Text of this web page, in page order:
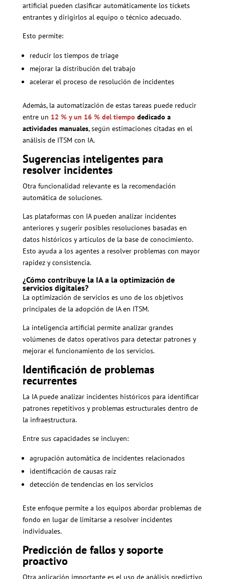
artificial pueden clasificar automáticamente los tickets
entrantes y dirigirlos al equipo o técnico adecuado.
Esto permite:
reducir los tiempos de triage
mejorar la distribución del trabajo
acelerar el proceso de resolución de incidentes
Además, la automatización de estas tareas puede reducir
entre un 12 % y un 16 % del tiempo dedicado a
actividades manuales, según estimaciones citadas en el
análisis de ITSM con IA.
Sugerencias inteligentes para
resolver incidentes
Otra funcionalidad relevante es la recomendación
automática de soluciones.
Las plataformas con IA pueden analizar incidentes
anteriores y sugerir posibles resoluciones basadas en
datos históricos y artículos de la base de conocimiento.
Esto ayuda a los agentes a resolver problemas con mayor
rapidez y consistencia.
¿Cómo contribuye la IA a la optimización de
servicios digitales?
La optimización de servicios es uno de los objetivos
principales de la adopción de IA en ITSM.
La inteligencia artificial permite analizar grandes
volúmenes de datos operativos para detectar patrones y
mejorar el funcionamiento de los servicios.
Identificación de problemas
recurrentes
La IA puede analizar incidentes históricos para identificar
patrones repetitivos y problemas estructurales dentro de
la infraestructura.
Entre sus capacidades se incluyen:
agrupación automática de incidentes relacionados
identificación de causas raíz
detección de tendencias en los servicios
Este enfoque permite a los equipos abordar problemas de
fondo en lugar de limitarse a resolver incidentes
individuales.
Predicción de fallos y soporte
proactivo
Otra aplicación importante es el uso de análisis predictivo